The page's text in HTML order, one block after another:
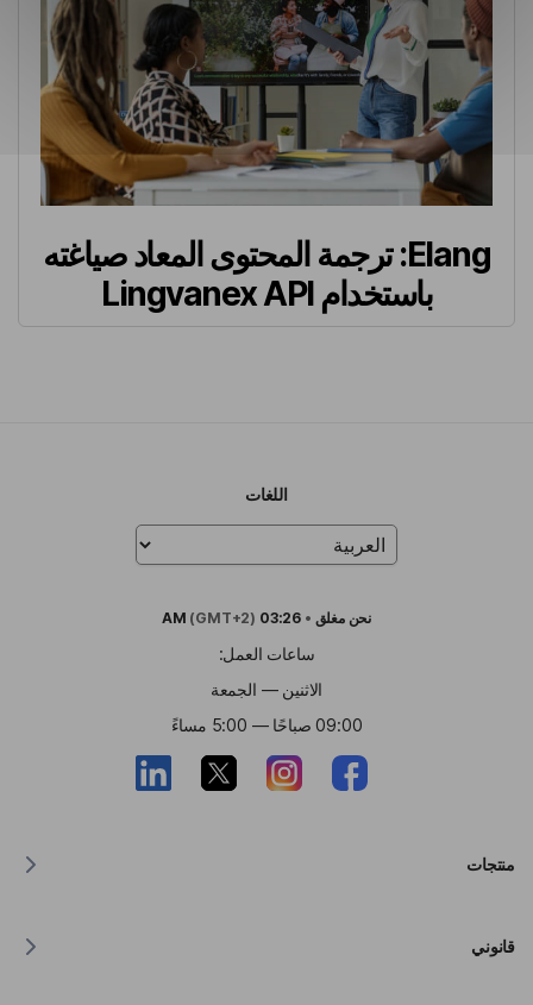
Elang: ترجمة المحتوى المعاد صياغته
باستخدام Lingvanex API
اللغات
نحنمغلق •
03:26 AM
(GMT+2)
ساعات العمل:
الاثنين — الجمعة
09:00 صباحًا — 5:00 مساءً
منتجات
قانوني